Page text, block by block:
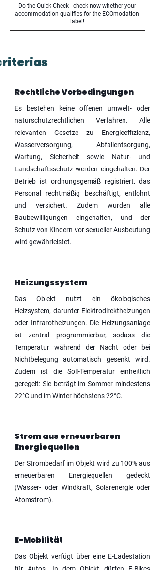
Do the Quick Check - check now whether your
accommodation qualifies for the ECOmodation
label!
Rechtliche Vorbedingungen
Es bestehen keine offenen umwelt- oder
naturschutzrechtlichen Verfahren. Alle
relevanten Gesetze zu Energieeffizienz,
Wasserversorgung, Abfallentsorgung,
Wartung, Sicherheit sowie Natur- und
Landschaftsschutz werden eingehalten. Der
Betrieb ist ordnungsgemäß registriert, das
Personal rechtmäßig beschäftigt, entlohnt
und versichert. Zudem wurden alle
Baubewilligungen eingehalten, und der
Schutz von Kindern vor sexueller Ausbeutung
wird gewährleistet.
Heizungssystem
Das Objekt nutzt ein ökologisches
Heizsystem, darunter Elektrodirektheizungen
oder Infrarotheizungen. Die Heizungsanlage
ist zentral programmierbar, sodass die
Temperatur während der Nacht oder bei
Nichtbelegung automatisch gesenkt wird.
Zudem ist die Soll-Temperatur einheitlich
geregelt: Sie beträgt im Sommer mindestens
22°C und im Winter höchstens 22°C.
Strom aus erneuerbaren
Energiequellen
Der Strombedarf im Objekt wird zu 100% aus
erneuerbaren Energiequellen gedeckt
(Wasser- oder Windkraft, Solarenergie oder
Atomstrom).
E-Mobilität
Das Objekt verfügt über eine E-Ladestation